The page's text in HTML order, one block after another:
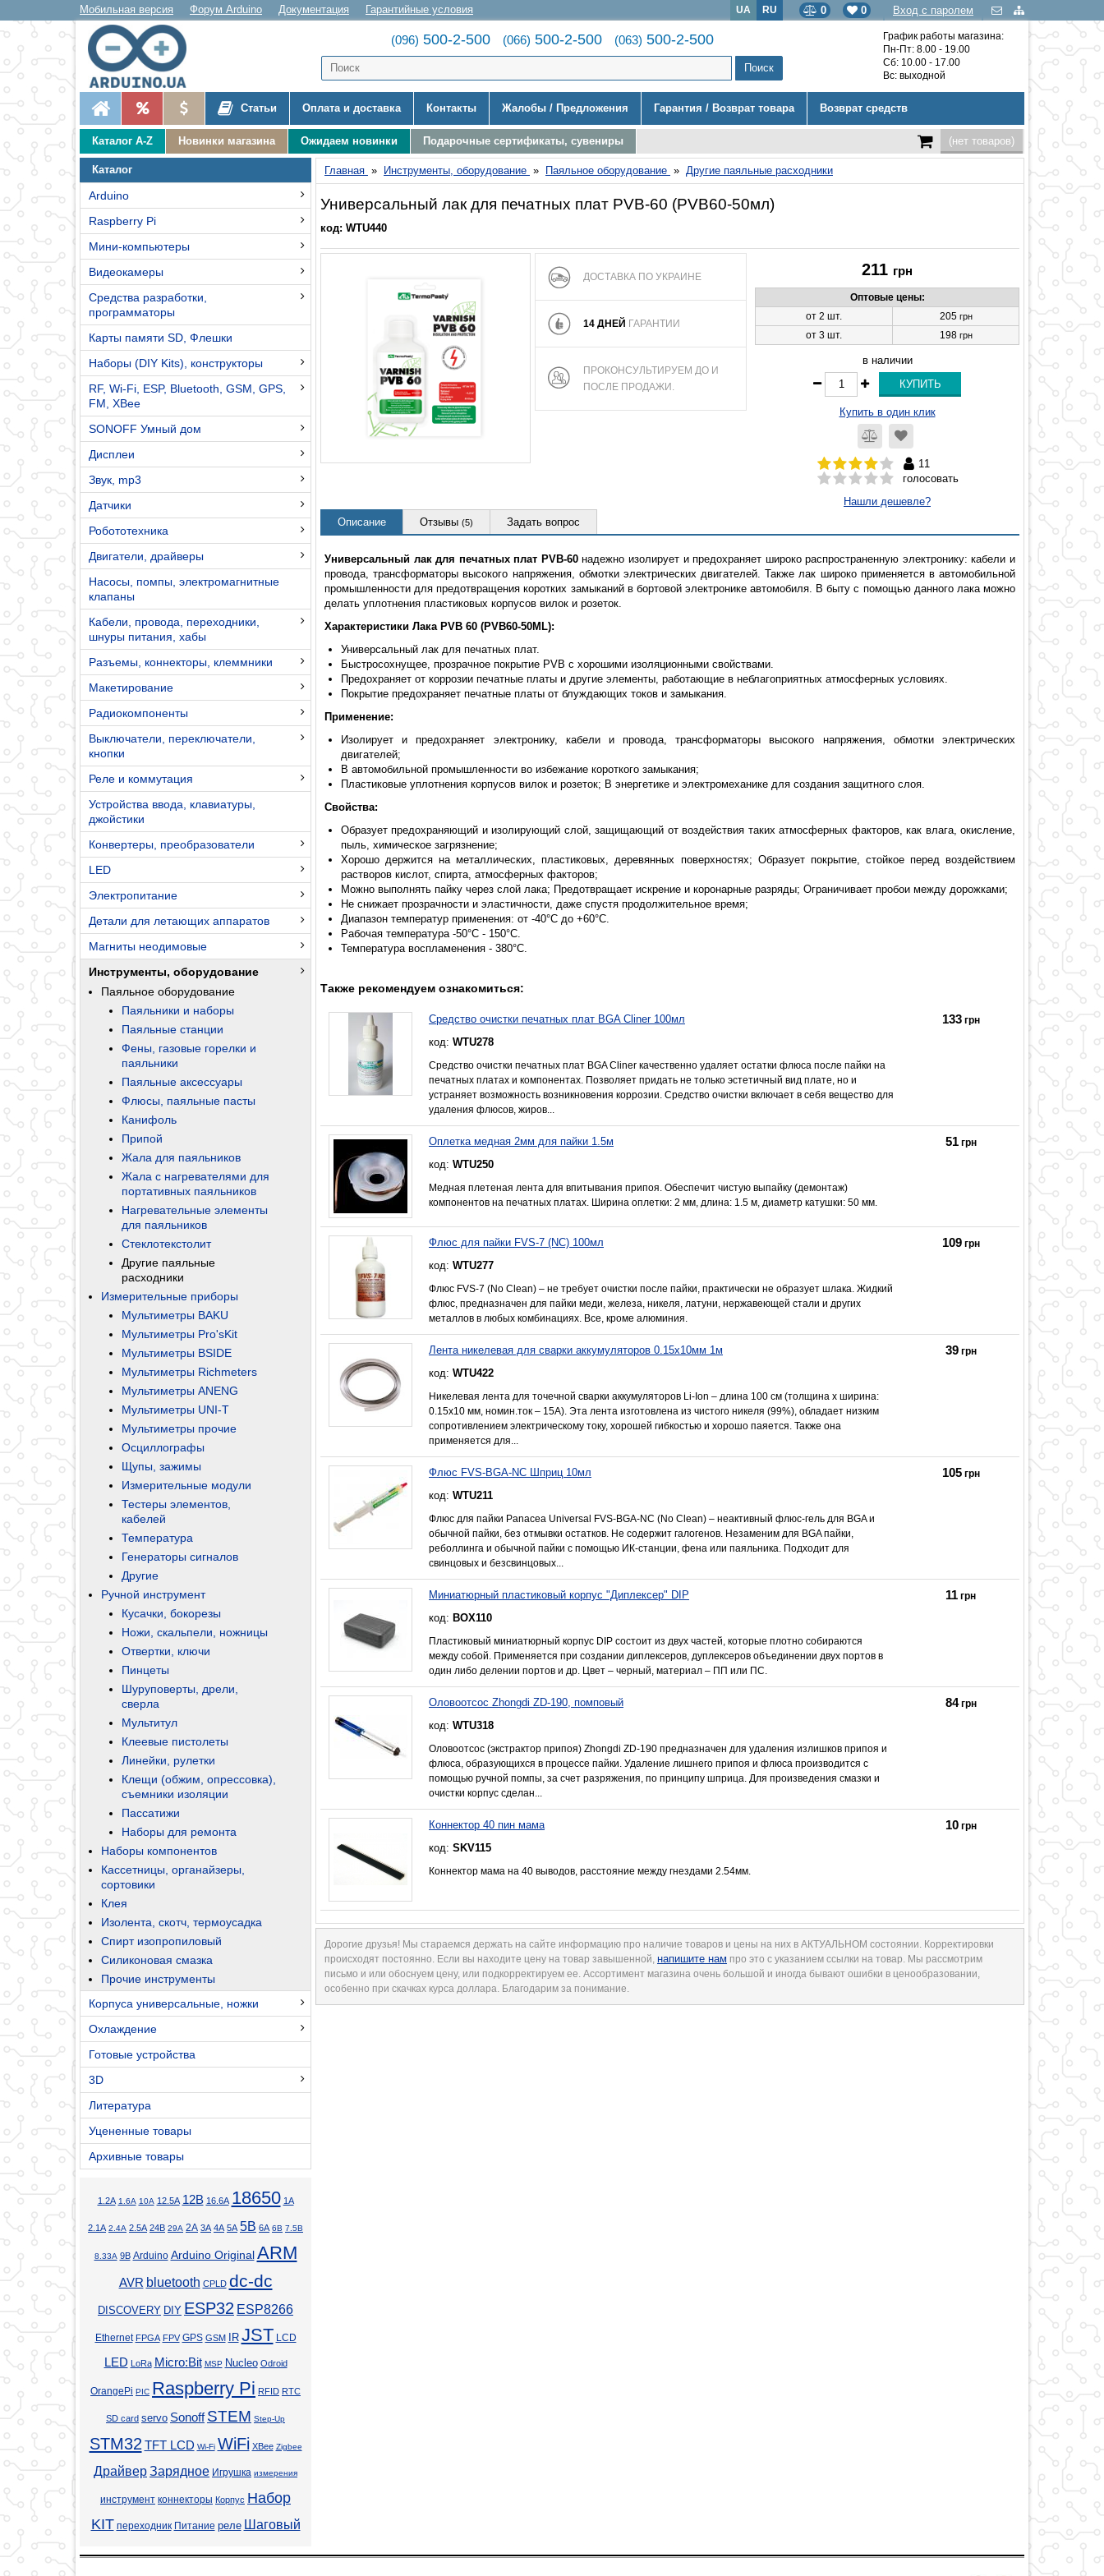
Мобильная версия Форум Arduino Документация Гарантийные условия Вход с паролем
0
0
UA RU
(096) 500-2-500 (066) 500-2-500 (063) 500-2-500
График работы магазина:
Пн-Пт: 8.00 - 19.00
Сб: 10.00 - 17.00
Вс: выходной
Статьи Оплата и доставка Контакты Жалобы / Предложения Гарантия / Возврат товара Возврат средств
Каталог A-Z Новинки магазина Ожидаем новинки Подарочные сертификаты, сувениры (нет товаров)
Каталог
Arduino
Raspberry Pi
Мини-компьютеры
Видеокамеры
Средства разработки,
программаторы
Карты памяти SD, Флешки
Наборы (DIY Kits), конструкторы
RF, Wi-Fi, ESP, Bluetooth, GSM, GPS,
FM, XBee
SONOFF Умный дом
Дисплеи
Звук, mp3
Датчики
Робототехника
Двигатели, драйверы
Насосы, помпы, электромагнитные
клапаны
Кабели, провода, переходники,
шнуры питания, хабы
Разъемы, коннекторы, клеммники
Макетирование
Радиокомпоненты
Выключатели, переключатели,
кнопки
Реле и коммутация
Устройства ввода, клавиатуры,
джойстики
Конвертеры, преобразователи
LED
Электропитание
Детали для летающих аппаратов
Магниты неодимовые
Инструменты, оборудование
Паяльное оборудование
Паяльники и наборы
Паяльные станции
Фены, газовые горелки и
паяльники
Паяльные аксессуары
Флюсы, паяльные пасты
Канифоль
Припой
Жала для паяльников
Жала с нагревателями для
портативных паяльников
Нагревательные элементы
для паяльников
Стеклотекстолит
Другие паяльные
расходники
Измерительные приборы
Мультиметры BAKU
Мультиметры Pro'sKit
Мультиметры BSIDE
Мультиметры Richmeters
Мультиметры ANENG
Мультиметры UNI-T
Мультиметры прочие
Осциллографы
Щупы, зажимы
Измерительные модули
Тестеры элементов,
кабелей
Температура
Генераторы сигналов
Другие
Ручной инструмент
Кусачки, бокорезы
Ножи, скальпели, ножницы
Отвертки, ключи
Пинцеты
Шуруповерты, дрели,
сверла
Мультитул
Клеевые пистолеты
Линейки, рулетки
Клещи (обжим, опрессовка),
съемники изоляции
Пассатижи
Наборы для ремонта
Наборы компонентов
Кассетницы, органайзеры,
сортовики
Клея
Изолента, скотч, термоусадка
Спирт изопропиловый
Силиконовая смазка
Прочие инструменты
Корпуса универсальные, ножки
Охлаждение
Готовые устройства
3D
Литература
Уцененные товары
Архивные товары
1.2А 1.6А 10А 12.5А 12В 16.6А 18650 1А
2.1А 2.4А 2.5А 24В 29А 2А 3А 4А 5А 5В 6А 6В 7.5В
8.33А 9В Arduino Arduino Original ARM
AVR bluetooth CPLD dc-dc
DISCOVERY DIY ESP32 ESP8266
Ethernet FPGA FPV GPS GSM IR JST LCD
LED LoRa Micro:Bit MSP Nucleo Odroid
OrangePi PIC Raspberry Pi RFID RTC
SD card servo Sonoff STEM Step-Up
STM32 TFT LCD Wi-Fi WiFi XBee Zigbee
ДрайверЗарядное Игрушка измерения
инструмент коннекторы Корпус Набор
KIT переходник Питание реле Шаговый
Главная » Инструменты, оборудование » Паяльное оборудование » Другие паяльные расходники
Универсальный лак для печатных плат PVB-60 (PVB60-50мл)
код: WTU440
ДОСТАВКА ПО УКРАИНЕ
14 ДНЕЙ ГАРАНТИИ
ПРОКОНСУЛЬТИРУЕМ ДО И
ПОСЛЕ ПРОДАЖИ.
211 грн
Оптовые цены:
от 2 шт.
205грн
от 3 шт. 198грн
в наличии
Купить в один клик
11
голосовать
Нашли дешевле?
Описание
Отзывы (5) Задать вопрос
Универсальный лак для печатных плат PVB-60надежно изолирует и предохраняет широко распространенную электронику: кабели и
провода, трансформаторы высокого напряжения, обмотки электрических двигателей. Также лак широко применяется в автомобильной
промышленности для предотвращения коротких замыканий в бортовой электронике автомобиля. В быту с помощью данного лака можно
делать уплотнения пластиковых корпусов вилок и розеток.
Характеристики Лака PVB 60 (PVB60-50ML):
Универсальный лак для печатных плат.
Быстросохнущее, прозрачное покрытие PVB с хорошими изоляционными свойствами.
Предохраняет от коррозии печатные платы и другие элементы, работающие в неблагоприятных атмосферных условиях.
Покрытие предохраняет печатные платы от блуждающих токов и замыкания.
Применение:
Изолирует и предохраняет электронику, кабели и провода, трансформаторы высокого напряжения, обмотки электрических
двигателей;
В автомобильной промышленности во избежание короткого замыкания;
Пластиковые уплотнения корпусов вилок и розеток; В энергетике и электромеханике для создания защитного слоя.
Свойства:
Образует предохраняющий и изолирующий слой, защищающий от воздействия таких атмосферных факторов, как влага, окисление,
пыль, химическое загрязнение;
Хорошо держится на металлических, пластиковых, деревянных поверхностях; Образует покрытие, стойкое перед воздействием
растворов кислот, спирта, атмосферных факторов;
Можно выполнять пайку через слой лака; Предотвращает искрение и коронарные разряды; Ограничивает пробои между дорожками;
Не снижает прозрачности и эластичности, даже спустя продолжительное время;
Диапазон температур применения: от -40°C до +60°C.
Рабочая температура -50°C - 150°C.
Температура воспламенения - 380°C.
Также рекомендуем ознакомиться:
Средство очистки печатных плат BGA Cliner 100мл
код: WTU278
Средство очистки печатных плат BGA Cliner качественно удаляет остатки флюса после пайки на
печатных платах и компонентах. Позволяет придать не только эстетичный вид плате, но и
устраняет возможность возникновения коррозии. Средство очистки включает в себя вещество для
удаления флюсов, жиров...
133грн
Оплетка медная 2мм для пайки 1.5м
код: WTU250
Медная плетеная лента для впитывания припоя. Обеспечит чистую выпайку (демонтаж)
компонентов на печатных платах. Ширина оплетки: 2 мм, длина: 1.5 м, диаметр катушки: 50 мм.
51грн
Флюс для пайки FVS-7 (NC) 100мл
код: WTU277
Флюс FVS-7 (No Clean) – не требует очистки после пайки, практически не образует шлака. Жидкий
флюс, предназначен для пайки меди, железа, никеля, латуни, нержавеющей стали и других
металлов в любых комбинациях. Все, кроме алюминия.
109грн
Лента никелевая для сварки аккумуляторов 0.15x10мм 1м
код: WTU422
Никелевая лента для точечной сварки аккумуляторов Li-Ion – длина 100 см (толщина x ширина:
0.15x10 мм, номин.ток – 15А). Эта лента изготовлена из чистого никеля (99%), обладает низким
сопротивлением электрическому току, хорошей гибкостью и хорошо паяется. Также она
применяется для...
39грн
Флюс FVS-BGA-NC Шприц 10мл
код: WTU211
Флюс для пайки Panacea Universal FVS-BGA-NC (No Clean) – неактивный флюс-гель для BGA и
обычной пайки, без отмывки остатков. Не содержит галогенов. Незаменим для BGA пайки,
реболлинга и обычной пайки с помощью ИК-станции, фена или паяльника. Подходит для
свинцовых и безсвинцовых...
105грн
Миниатюрный пластиковый корпус "Диплексер" DIP
код: BOX110
Пластиковый миниатюрный корпус DIP состоит из двух частей, которые плотно собираются
между собой. Применяется при создании диплексеров, дуплексеров объединении двух портов в
один либо делении портов и др. Цвет – черный, материал – ПП или ПС.
11 грн
Оловоотсос Zhongdi ZD-190, помповый
код: WTU318
Оловоотсос (экстрактор припоя) Zhongdi ZD-190 предназначен для удаления излишков припоя и
флюса, образующихся в процессе пайки. Удаление лишнего припоя и флюса производится с
помощью ручной помпы, за счет разряжения, по принципу шприца. Для произведения смазки и
очистки корпус сделан...
84грн
Коннектор 40 пин мама
код: SKV115
Коннектор мама на 40 выводов, расстояние между гнездами 2.54мм.
10грн
Дорогие друзья! Мы стараемся держать на сайте информацию про наличие товаров и цены на них в АКТУАЛЬНОМ состоянии. Корректировки
происходят постоянно. Если вы находите цену на товар завышенной, напишите нам про это с указанием ссылки на товар. Мы рассмотрим
письмо и или обоснуем цену, или подкорректируем ее. Ассортимент магазина очень большой и иногда бывают ошибки в ценообразовании,
особенно при скачках курса доллара. Благодарим за понимание.